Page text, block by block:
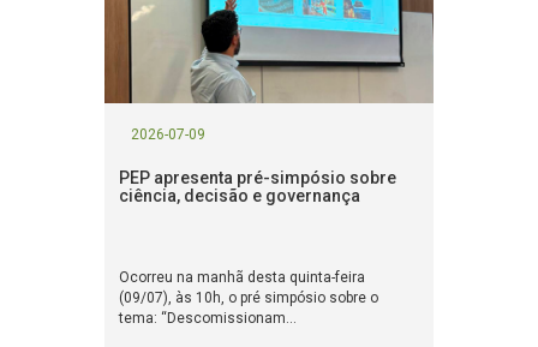
2026-07-09
PEP apresenta pré-simpósio sobre
ciência, decisão e governança
Ocorreu na manhã desta quinta-feira
(09/07), às 10h, o pré simpósio sobre o
tema: “Descomissionam...